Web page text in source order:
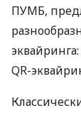
ПУМБ,
QR-